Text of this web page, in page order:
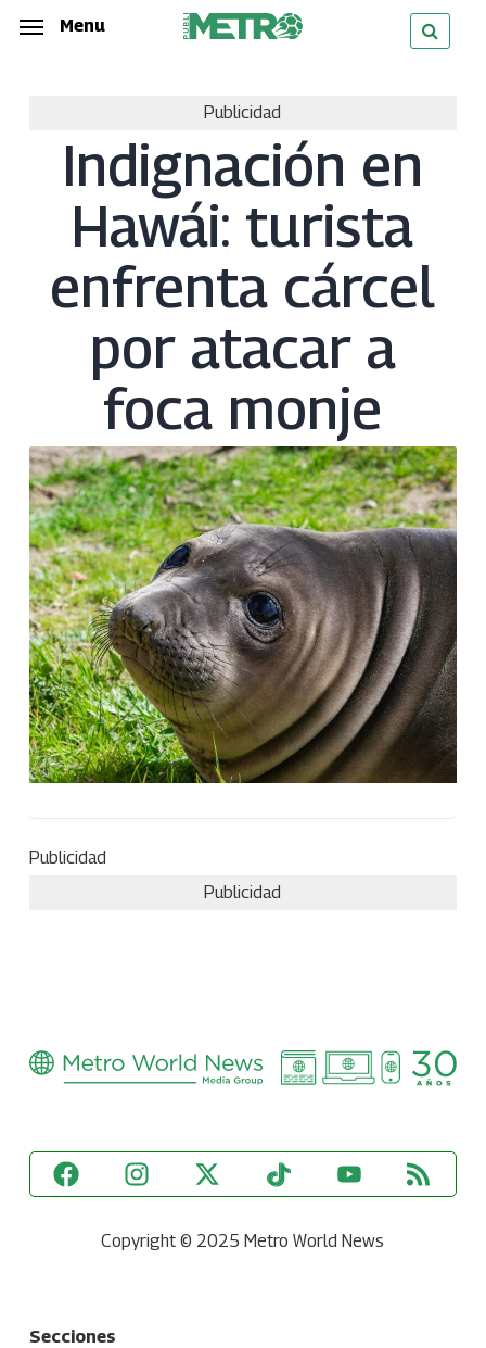
Skip
Menu
Publicidad
Indignación en
Hawái: turista
enfrenta cárcel
por atacar a
foca monje
Publicidad
Publicidad
Copyright © 2025 Metro World News
Secciones
Menu